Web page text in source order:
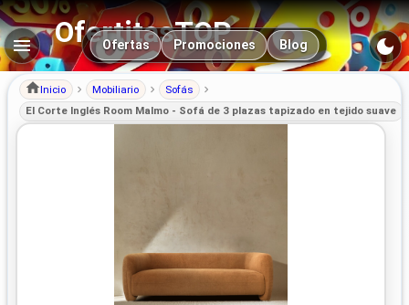
OfertitasTOP
Navegación principal
Ofertas Promociones Blog
Inicio Mobiliario
Sofás
El Corte Inglés Room Malmo - Sofá de 3 plazas tapizado en tejido suave